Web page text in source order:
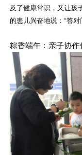
及了健康常识，又让孩
的患儿兴奋地说：“答
粽香端午：亲子协作